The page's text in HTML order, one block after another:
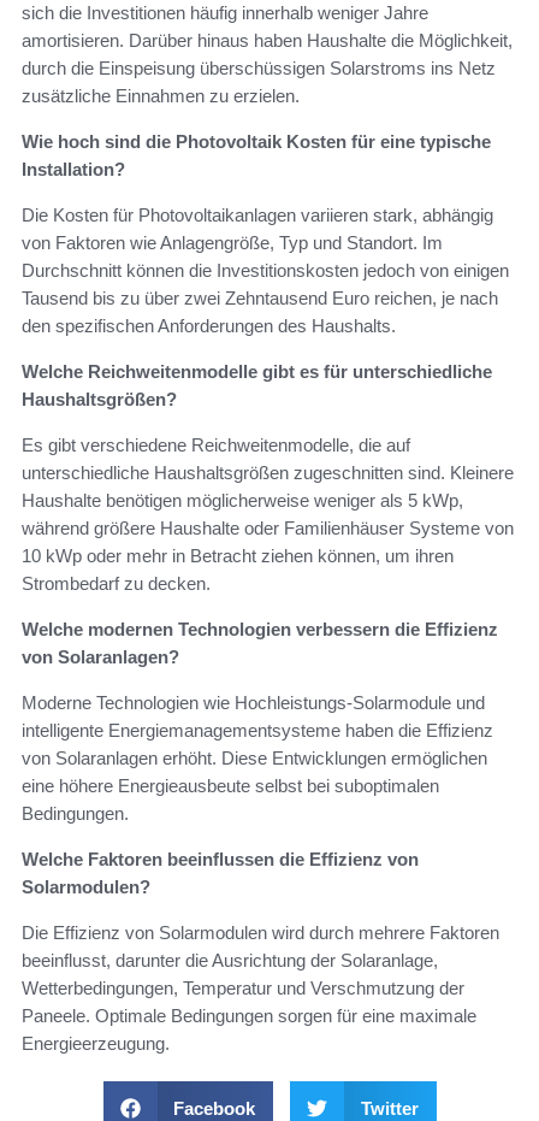
sich die Investitionen häufig innerhalb weniger Jahre
amortisieren. Darüber hinaus haben Haushalte die Möglichkeit,
durch die Einspeisung überschüssigen Solarstroms ins Netz
zusätzliche Einnahmen zu erzielen.
Wie hoch sind die Photovoltaik Kosten für eine typische
Installation?
Die Kosten für Photovoltaikanlagen variieren stark, abhängig
von Faktoren wie Anlagengröße, Typ und Standort. Im
Durchschnitt können die Investitionskosten jedoch von einigen
Tausend bis zu über zwei Zehntausend Euro reichen, je nach
den spezifischen Anforderungen des Haushalts.
Welche Reichweitenmodelle gibt es für unterschiedliche
Haushaltsgrößen?
Es gibt verschiedene Reichweitenmodelle, die auf
unterschiedliche Haushaltsgrößen zugeschnitten sind. Kleinere
Haushalte benötigen möglicherweise weniger als 5 kWp,
während größere Haushalte oder Familienhäuser Systeme von
10 kWp oder mehr in Betracht ziehen können, um ihren
Strombedarf zu decken.
Welche modernen Technologien verbessern die Effizienz
von Solaranlagen?
Moderne Technologien wie Hochleistungs-Solarmodule und
intelligente Energiemanagementsysteme haben die Effizienz
von Solaranlagen erhöht. Diese Entwicklungen ermöglichen
eine höhere Energieausbeute selbst bei suboptimalen
Bedingungen.
Welche Faktoren beeinflussen die Effizienz von
Solarmodulen?
Die Effizienz von Solarmodulen wird durch mehrere Faktoren
beeinflusst, darunter die Ausrichtung der Solaranlage,
Wetterbedingungen, Temperatur und Verschmutzung der
Paneele. Optimale Bedingungen sorgen für eine maximale
Energieerzeugung.
Facebook Twitter